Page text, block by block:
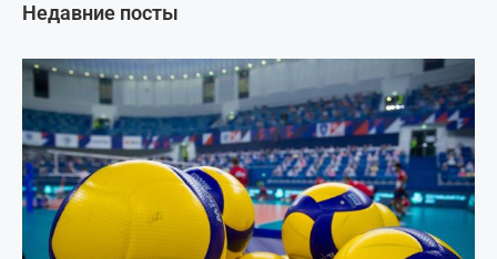
Недавние посты